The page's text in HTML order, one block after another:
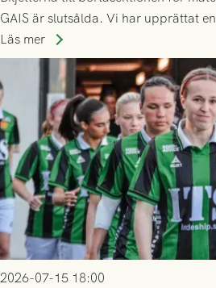
GAIS är slutsålda. Vi har upprättat
ännu inte har någon biljett kan
inte själv överlåta din biljett till
Läs mer
2026-07-15 18:00